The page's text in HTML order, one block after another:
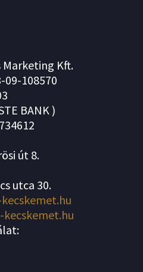
Marketing Kft.
09-108570
BANK )
út 8.
utca 30.